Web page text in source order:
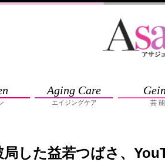
Aging Care
エイジングケア 芸 能
した益若つばさ、